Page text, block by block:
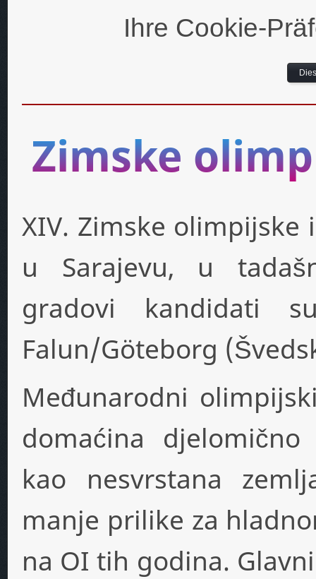
Ihre Cookie-
Zimske
XIV. Zimske olimpijske
u Sarajevu, u
gradovi kandidati
Falun/Göteborg
Međunarodni
domaćina
kao nesvrstana
manje prilike za
na OI tih godina.